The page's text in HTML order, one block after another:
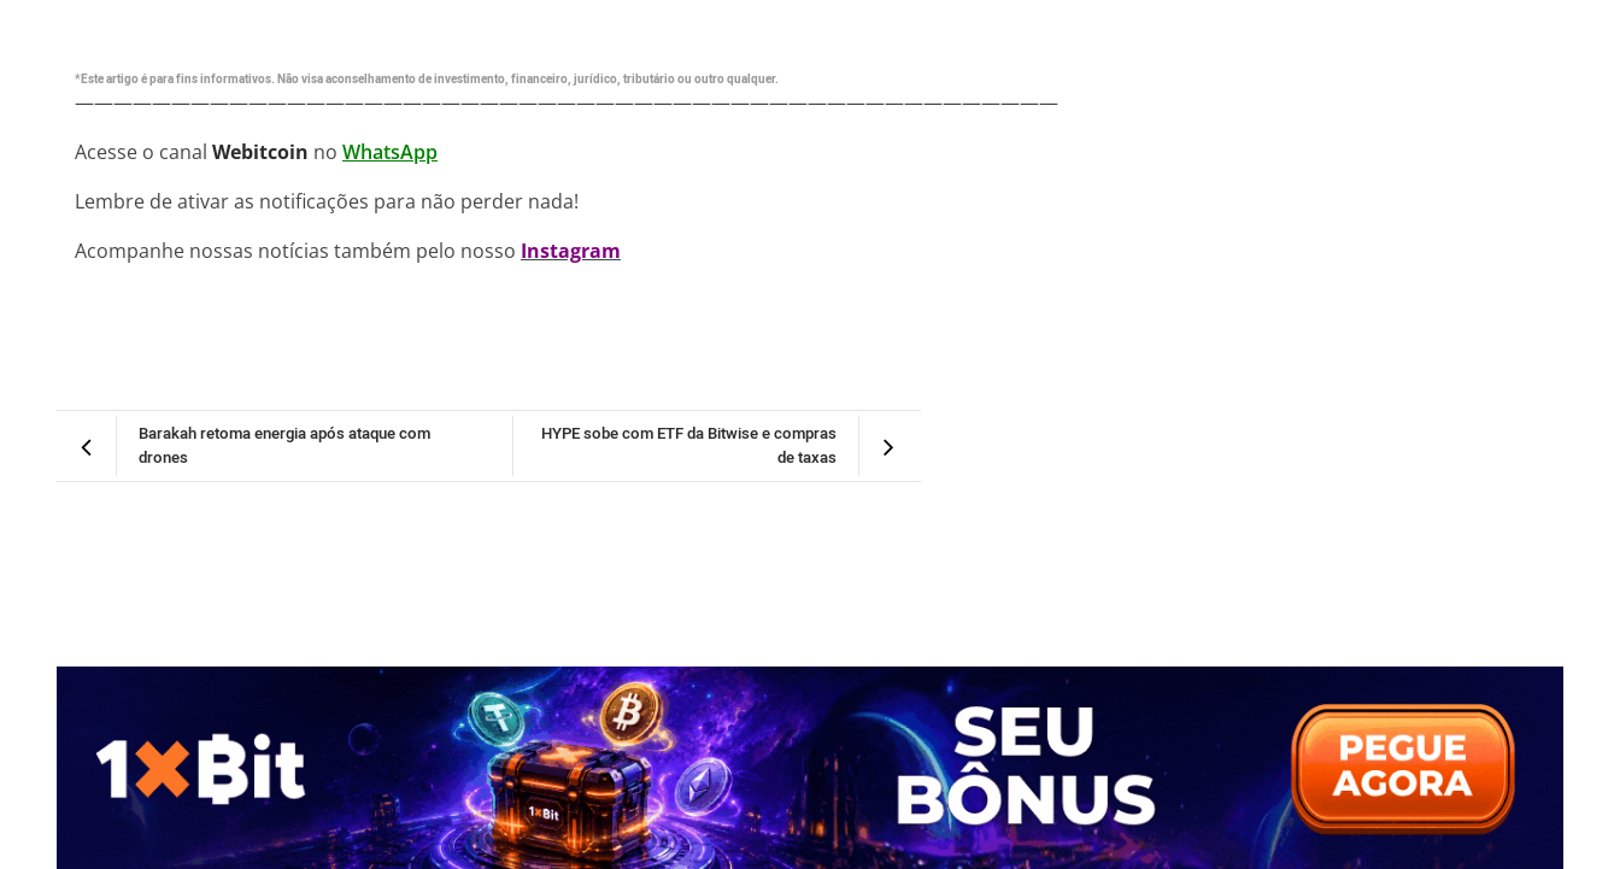
*Este artigo é para fins informativos. Não visa aconselhamento de investimento, financeiro, jurídico, tributário ou outro qualquer.
———————————————————————————————————————————————————
Acesse o canal Webitcoin no WhatsApp
Lembre de ativar as notificações para não perder nada!
Acompanhe nossas notícias também pelo nosso Instagram
HYPE sobe com ETF da Bitwise e compras
de taxas
Barakah retoma energia após ataque com
drones